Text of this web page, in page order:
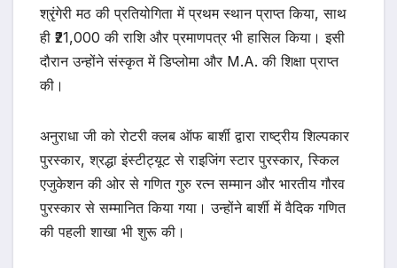
श्रृंगेरी मठ की प्रतियोगिता में प्रथम स्थान प्राप्त किया, साथ
ही ₹21,000 की राशि और प्रमाणपत्र भी हासिल किया। इसी
दौरान उन्होंने संस्कृत में डिप्लोमा और M.A. की शिक्षा प्राप्त
की।
अनुराधा जी को रोटरी क्लब ऑफ बार्शी द्वारा राष्ट्रीय शिल्पकार
पुरस्कार, श्रद्धा इंस्टीट्यूट से राइजिंग स्टार पुरस्कार, स्किल
एजुकेशन की ओर से गणित गुरु रत्न सम्मान और भारतीय गौरव
पुरस्कार से सम्मानित किया गया। उन्होंने बार्शी में वैदिक गणित
की पहली शाखा भी शुरू की।